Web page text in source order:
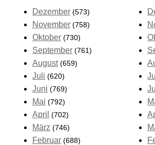
Dezember (573)
November (758)
Oktober (730)
September (761)
August (659)
Juli (620)
Juni (769)
Mai (792)
April (702)
März (746)
Februar (688)